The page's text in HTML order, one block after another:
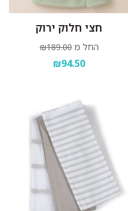
חצי חלוק ירוק
החל מ ₪189.00
₪94.50